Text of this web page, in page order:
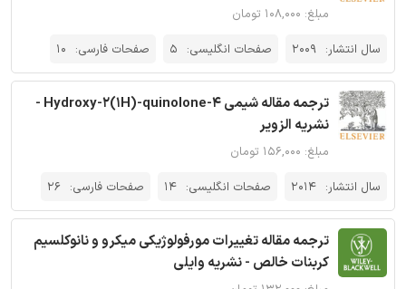
مبلغ: ۱۰۸,۰۰۰ تومان
سال انتشار: 2009 صفحات انگلیسی: 5 صفحات فارسی: 10
ترجمه مقاله شیمی 4-Hydroxy-2(1H)-quinolone -
نشریه الزویر
مبلغ: ۱۵۶,۰۰۰ تومان
سال انتشار: 2014 صفحات انگلیسی: 14 صفحات فارسی: 26
ترجمه مقاله تغییرات مورفولوژیکی میکرو و نانوکلسیم
کربنات خالص - نشریه وایلی